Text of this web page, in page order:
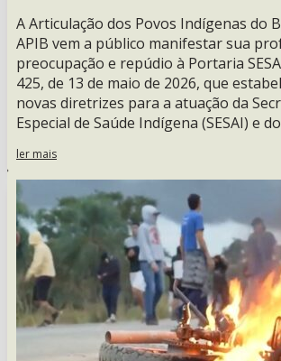
A Articulação dos Povos Indígenas do
APIB vem a público manifestar sua
preocupação e repúdio à Portaria
425, de 13 de maio de 2026, que
novas diretrizes para a atuação da
Especial de Saúde Indígena (SESAI) e
ler mais